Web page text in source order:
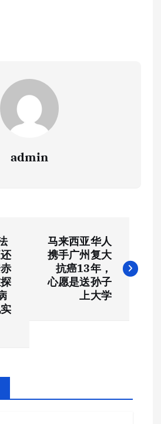
admin
马来西亚华人
携手广州复大
抗癌13年，
心愿是送孙子
上大学